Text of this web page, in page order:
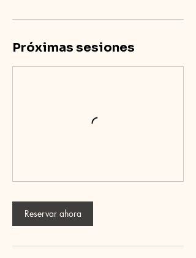
Próximas sesiones
Reservar ahora